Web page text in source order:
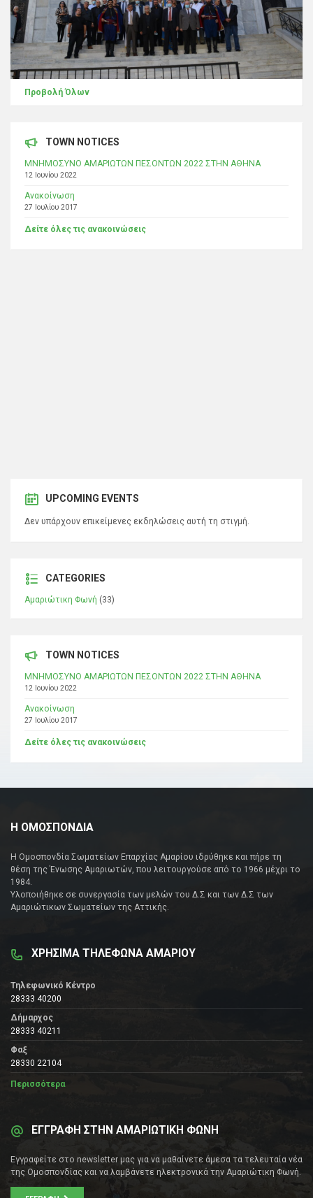
Προβολή Όλων
TOWN NOTICES
ΜΝΗΜΟΣΥΝΟ ΑΜΑΡΙΩΤΩΝ ΠΕΣΟΝΤΩΝ 2022 ΣΤΗΝ ΑΘΗΝΑ
12 Ιουνίου 2022
Ανακοίνωση
27 Ιουλίου 2017
Δείτε όλες τις ανακοινώσεις
UPCOMING EVENTS
Δεν υπάρχουν επικείμενες εκδηλώσεις αυτή τη στιγμή.
CATEGORIES
Αμαριώτικη Φωνή (33)
TOWN NOTICES
ΜΝΗΜΟΣΥΝΟ ΑΜΑΡΙΩΤΩΝ ΠΕΣΟΝΤΩΝ 2022 ΣΤΗΝ ΑΘΗΝΑ
12 Ιουνίου 2022
Ανακοίνωση
27 Ιουλίου 2017
Δείτε όλες τις ανακοινώσεις
Η ΟΜΟΣΠΟΝΔΙΑ
Η Ομοσπονδία Σωματείων Επαρχίας Αμαρίου ιδρύθηκε και πήρε τη
θέση της Ένωσης Αμαριωτών, που λειτουργούσε από το 1966 μέχρι το
1984.
Υλοποιήθηκε σε συνεργασία των μελών του Δ.Σ και των Δ.Σ των
Αμαριώτικων Σωματείων της Αττικής.
ΧΡΗΣΙΜΑ ΤΗΛΕΦΩΝΑ ΑΜΑΡΙΟΥ
Τηλεφωνικό Κέντρο
28333 40200
Δήμαρχος
28333 40211
Φαξ
28330 22104
Περισσότερα
ΕΓΓΡΑΦΗ ΣΤΗΝ ΑΜΑΡΙΩΤΙΚΗ ΦΩΝΗ
Εγγραφείτε στο newsletter μας για να μαθαίνετε άμεσα τα τελευταία νέα
της Ομοσπονδίας και να λαμβάνετε ηλεκτρονικά την Αμαριώτικη Φωνή.